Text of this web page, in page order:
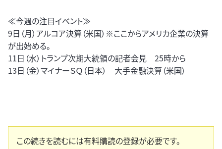
≪今週の注目イベント≫
9日（月）アルコア決算（米国）※ここからアメリカ企業の決算
が出始める。
11日（水）トランプ次期大統領の記者会見 25時から
13日（金）マイナーＳＱ（日本） 大手金融決算（米国）
この続きを読むには有料購読の登録が必要です。